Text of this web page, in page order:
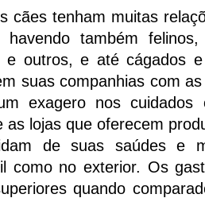
cães tenham muitas
havendo também
e outros, e até cágados
suas companhias com
exagero nos cuidados
as lojas que oferecem
de suas saúdes e
como no exterior. Os
quando